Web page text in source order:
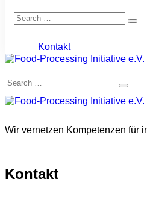
Kontakt
Wir vernetzen Kompetenzen für
Kontakt